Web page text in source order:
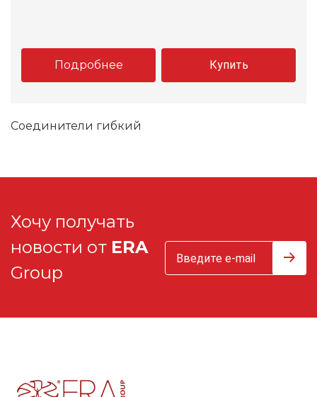
Подробнее Купить
Соединители гибкий
Хочу получать
новости от ERA
Group